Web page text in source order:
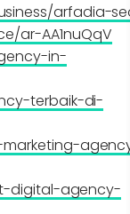
arfadia-
ar-AA1nuQqV
in-
terbaik-di-
digital-agency-